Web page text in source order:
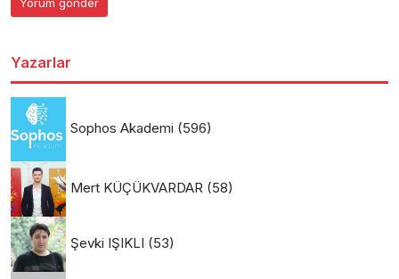
Yazarlar
Sophos Akademi (596)
Mert KÜÇÜKVARDAR (58)
Şevki IŞIKLI (53)